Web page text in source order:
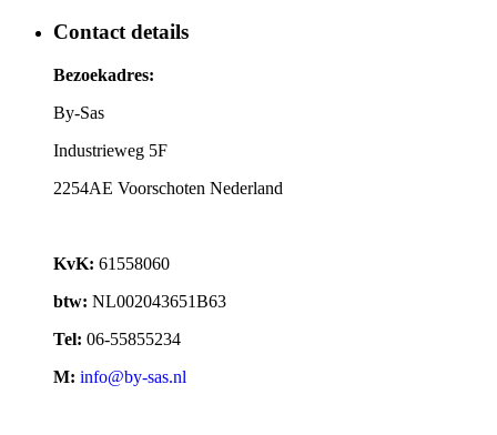
Contact details
Bezoekadres:
By-Sas
Industrieweg 5F
2254AE Voorschoten Nederland
KvK: 61558060
btw: NL002043651B63
Tel: 06-55855234
M: info@by-sas.nl